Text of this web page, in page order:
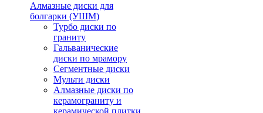
Алмазные диски для
болгарки (УШМ)
Турбо диски по
граниту
Гальванические
диски по мрамору
Сегментные диски
Мульти диски
Алмазные диски по
керамограниту и
керамической плитки